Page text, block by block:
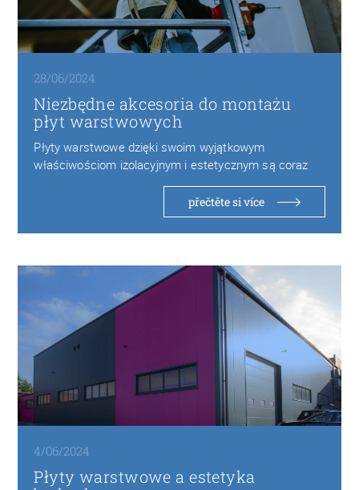
28/06/2024
Niezbędne akcesoria do montażu
płyt warstwowych
Płyty warstwowe dzięki swoim wyjątkowym
właściwościom izolacyjnym i estetycznym są coraz
częściej wybierane w budownictwie…
přečtěte si více
4/06/2024
Płyty warstwowe a estetyka